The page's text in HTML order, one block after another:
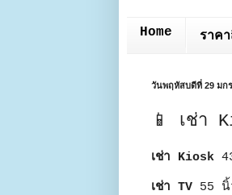
Home ราค
วันพฤหัสบดีที่ 29 มก
📱 เช่า
เช่า Kiosk
เช่า TV 55 นิ้